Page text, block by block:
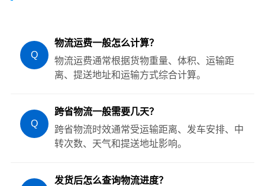
Q
物流运费一般怎么计算？
物流运费通常根据货物重量、体积、运输距
离、提送地址和运输方式综合计算。
Q
跨省物流一般需要几天？
跨省物流时效通常受运输距离、发车安排、中
转次数、天气和提送地址影响。
发货后怎么查询物流进度？